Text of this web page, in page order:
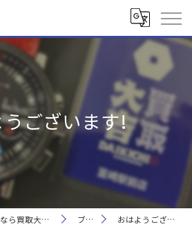
ございます!
山梨県韮崎市のお買取なら買取大吉 韮崎駅前店 ブログ おはようございます!